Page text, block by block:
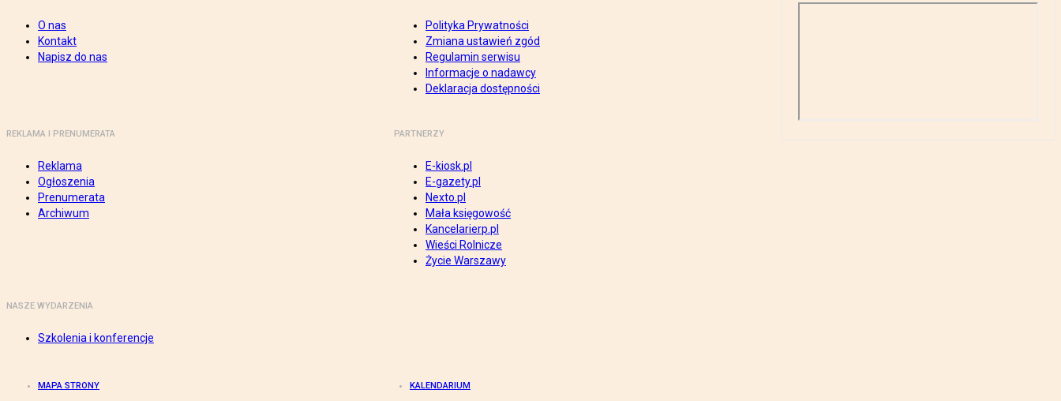
O nas
Kontakt
Napisz do nas
Polityka Prywatności
Zmiana ustawień zgód
Regulamin serwisu
Informacje o nadawcy
Deklaracja dostępności
REKLAMA I PRENUMERATA
Reklama
Ogłoszenia
Prenumerata
Archiwum
PARTNERZY
E-kiosk.pl
E-gazety.pl
Nexto.pl
Mała księgowość
Kancelarierp.pl
Wieści Rolnicze
Życie Warszawy
NASZE WYDARZENIA
Szkolenia i konferencje
MAPA STRONY KALENDARIUM